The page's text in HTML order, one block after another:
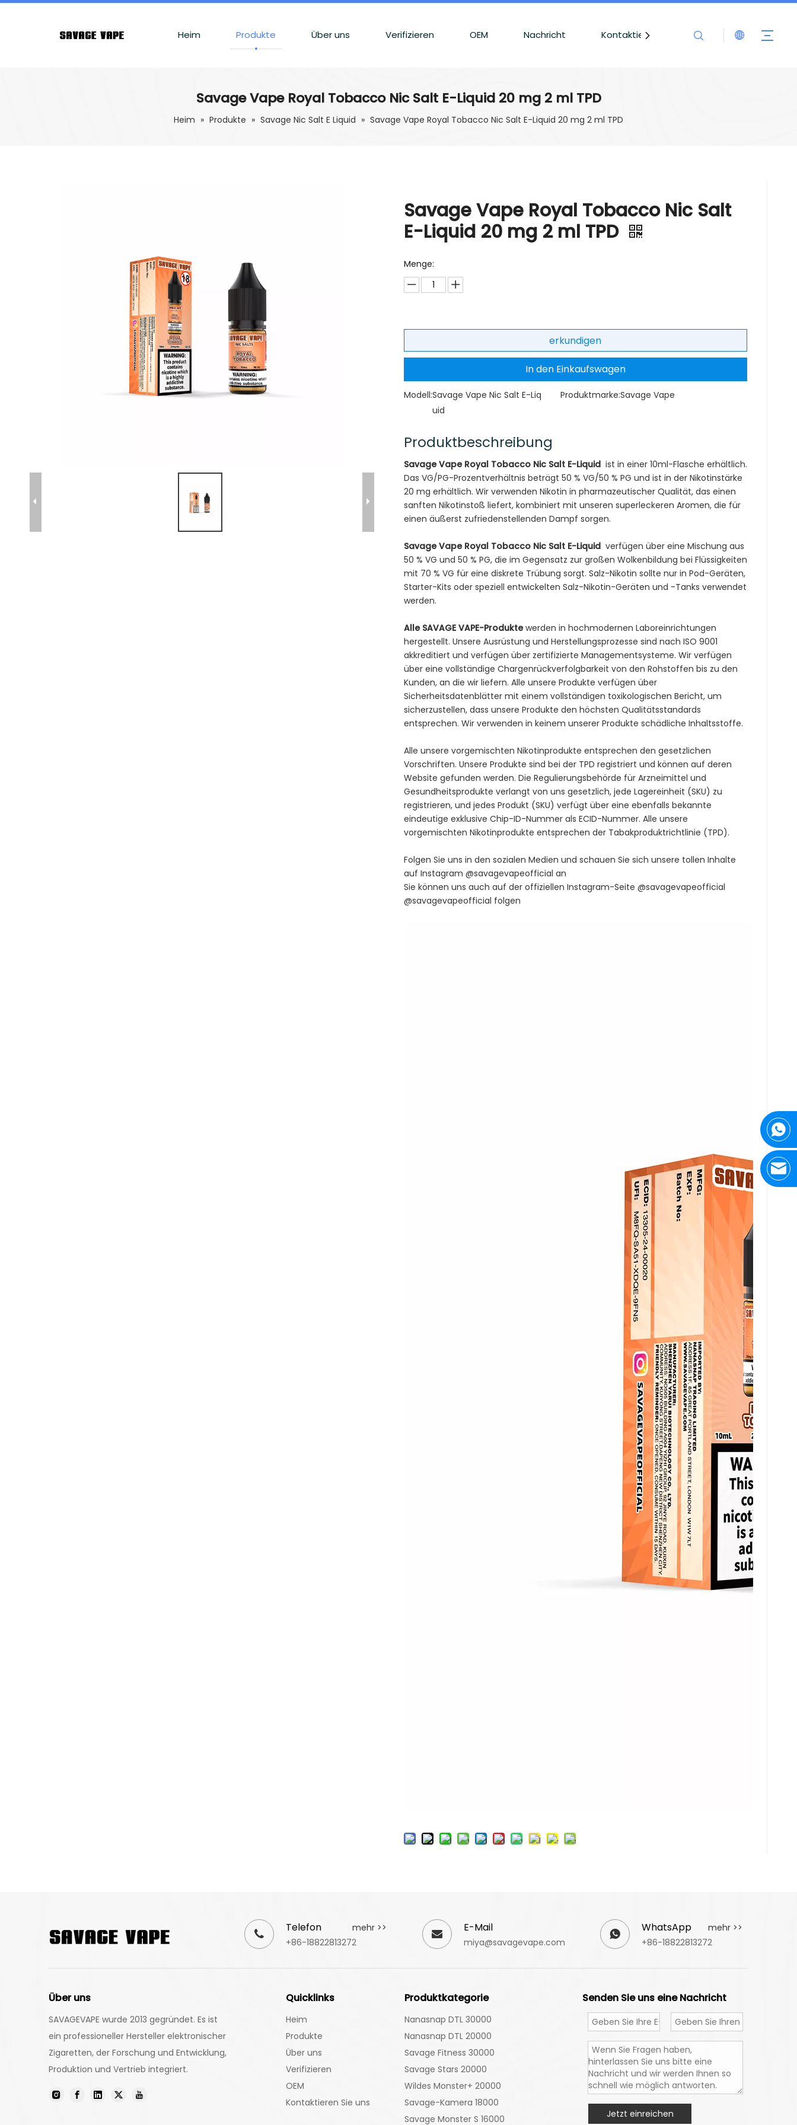
Heim Produkte Über uns Verifizieren OEM Nachricht Kontaktieren Sie uns
Savage Vape Royal Tobacco Nic Salt E-Liquid 20 mg 2 ml TPD
Heim » Produkte » Savage Nic Salt E Liquid » Savage Vape Royal Tobacco Nic Salt E-Liquid 20 mg 2 ml TPD
Savage Vape Royal Tobacco Nic Salt
E-Liquid 20 mg 2 ml TPD
Menge:
erkundigen
In den Einkaufswagen
Modell:Savage Vape Nic Salt E-Liq
uid
Produktmarke:Savage Vape
Produktbeschreibung
Savage Vape Royal Tobacco Nic Salt E-Liquid ist in einer 10ml-Flasche erhältlich.
Das VG/PG-Prozentverhältnis beträgt 50 % VG/50 % PG und ist in der Nikotinstärke
20 mg erhältlich. Wir verwenden Nikotin in pharmazeutischer Qualität, das einen
sanften Nikotinstoß liefert, kombiniert mit unseren superleckeren Aromen, die für
einen äußerst zufriedenstellenden Dampf sorgen.
Savage Vape Royal Tobacco Nic Salt E-Liquid verfügen über eine Mischung aus
50 % VG und 50 % PG, die im Gegensatz zur großen Wolkenbildung bei Flüssigkeiten
mit 70 % VG für eine diskrete Trübung sorgt. Salz-Nikotin sollte nur in Pod-Geräten,
Starter-Kits oder speziell entwickelten Salz-Nikotin-Geräten und -Tanks verwendet
werden.
Alle SAVAGE VAPE-Produktewerden in hochmodernen Laboreinrichtungen
hergestellt. Unsere Ausrüstung und Herstellungsprozesse sind nach ISO 9001
akkreditiert und verfügen über zertifizierte Managementsysteme. Wir verfügen
über eine vollständige Chargenrückverfolgbarkeit von den Rohstoffen bis zu den
Kunden, an die wir liefern. Alle unsere Produkte verfügen über
Sicherheitsdatenblätter mit einem vollständigen toxikologischen Bericht, um
sicherzustellen, dass unsere Produkte den höchsten Qualitätsstandards
entsprechen. Wir verwenden in keinem unserer Produkte schädliche Inhaltsstoffe.
Alle unsere vorgemischten Nikotinprodukte entsprechen den gesetzlichen
Vorschriften. Unsere Produkte sind bei der TPD registriert und können auf deren
Website gefunden werden. Die Regulierungsbehörde für Arzneimittel und
Gesundheitsprodukte verlangt von uns gesetzlich, jede Lagereinheit (SKU) zu
registrieren, und jedes Produkt (SKU) verfügt über eine ebenfalls bekannte
eindeutige exklusive Chip-ID-Nummer als ECID-Nummer. Alle unsere
vorgemischten Nikotinprodukte entsprechen der Tabakproduktrichtlinie (TPD).
Folgen Sie uns in den sozialen Medien und schauen Sie sich unsere tollen Inhalte
auf Instagram @savagevapeofficial an
Sie können uns auch auf der offiziellen Instagram-Seite @savagevapeofficial
@savagevapeofficial folgen
Telefon
mehr >>
+86-18822813272
E-Mail
miya@savagevape.com
WhatsApp
mehr >>
+86-18822813272
Über uns
SAVAGEVAPE wurde 2013 gegründet. Es ist
ein professioneller Hersteller elektronischer
Zigaretten, der Forschung und Entwicklung,
Produktion und Vertrieb integriert.
Quicklinks
Heim
Produkte
Über uns
Verifizieren
OEM
Kontaktieren Sie uns
Produktkategorie
Nanasnap DTL 30000
Nanasnap DTL 20000
Savage Fitness 30000
Savage Stars 20000
Wildes Monster+ 20000
Savage-Kamera 18000
Savage Monster S 16000
Senden Sie uns eine Nachricht
Jetzt einreichen